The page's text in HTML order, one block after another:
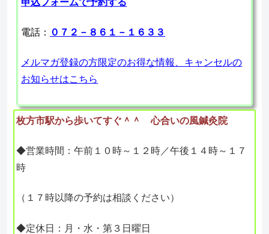
電話： ０７２－８６１－１６３３
メルマガ登録の方限定のお得な情報、キャンセルの
お知らせはこちら
枚方市駅から歩いてすぐ＾＾ 心合いの風鍼灸院
◆営業時間：午前１０時～１２時／午後１４時～１７
時
（１７時以降の予約は相談ください）
◆定休日：月・水・第３日曜日